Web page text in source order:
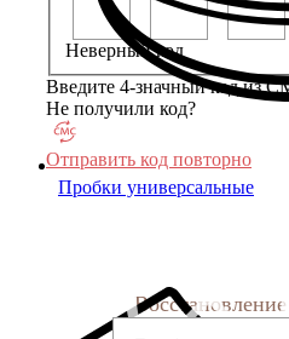
Пробки универсальные
Неверный код
Введите 4-значный код из
Не получили код?
Отправить код повторно